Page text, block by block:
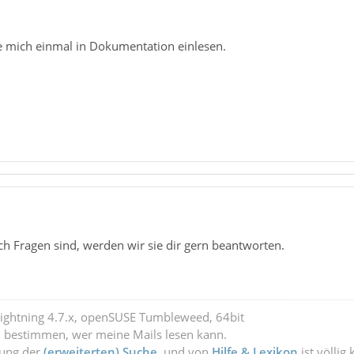
mich einmal in Dokumentation einlesen.
Fragen sind, werden wir sie dir gern beantworten.
4.7.x, openSUSE Tumbleweed, 64bit
wer meine Mails lesen kann.